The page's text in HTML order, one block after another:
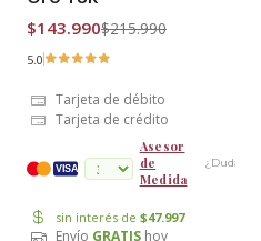
$143.990$215.990
5.0
Tarjeta de débito
Tarjeta de crédito
VISA
Asesor
de
Medida
¿Dudas?
sin interés de $47.997
Envío GRATIS hoy